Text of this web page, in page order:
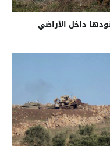
داخل الأراضي